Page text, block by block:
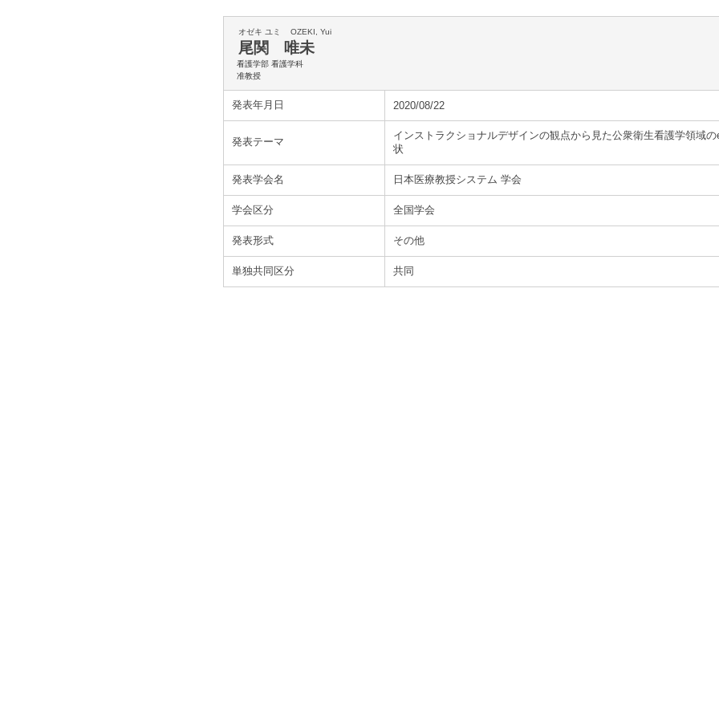
オゼキ ユミ OZEKI, Yui
尾関 唯未
看護学部 看護学科
准教授
発表年月日 2020/08/22
発表テーマ
インストラクショナルデザインの観点から見た公衆衛生看護学領域
状
発表学会名 日本医療教授システム 学会
学会区分 全国学会
発表形式 その他
単独共同区分 共同